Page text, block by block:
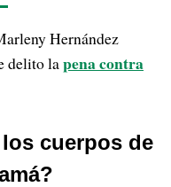
Hernández
delito lapena contra
cuerpos de